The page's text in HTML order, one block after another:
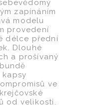
zapínáním
modelu
provedení
délce přední
Dlouhé
a prošívaný
ve
od velikosti.